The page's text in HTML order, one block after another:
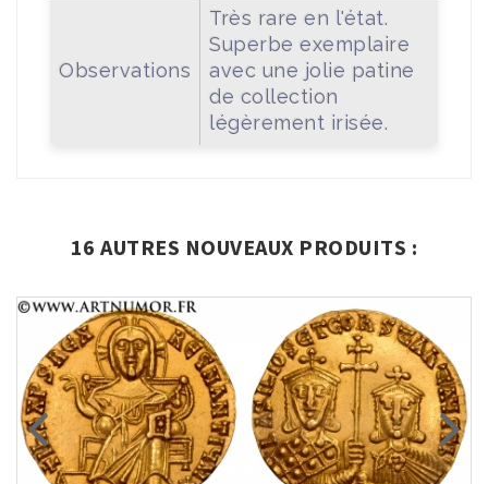
Observations
Très rare en l'état.
Superbe exemplaire
avec une jolie patine
de collection
légèrement irisée.
16 AUTRES NOUVEAUX PRODUITS :